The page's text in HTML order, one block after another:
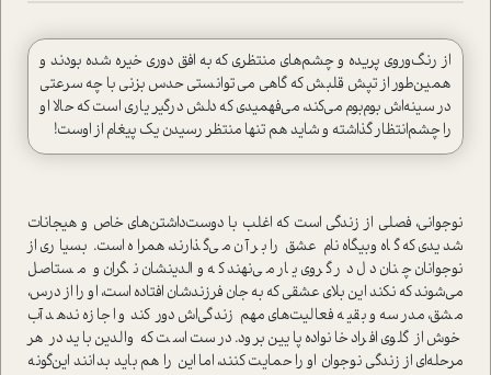
از رنگ‌وروي پريده و چشم‌هاي منتظري كه به افق دوري خيره شده بودند و
همین‌طور از تپش قلبش كه گاهي می‌توانستی حدس بزني با چه سرعتي
در سينه‌اش بوم‌بوم می‌كند، می‌فهميدي كه دلش درگير ياري است كه حالا او
را چشم‌انتظار گذاشته و شايد هم تنها منتظر رسيدن يك پيغام از اوست!
نوجواني، فصلي از زندگي است كه اغلب با دوست‌داشتن‌هاي خاص و هيجانات
شديدي كه گاه‌وبيگاه نام عشق را بر آن می‌گذارند، همراه است. بسياري از
نوجوانان چنان دل در گروي يار می‌نهند كه والدينشان نگران و مستاصل
می‌شوند که نکند اين بلا‌ي عشقي كه به جان فرزندشان افتاده است، او را از درس،
مشق، مدرسه و بقيه فعاليت‌هاي مهم زندگي‌اش دور كند و اجازه ندهد آب
خوش از گلوی افراد خانواده پايين برود. درست است که والدین باید در هر
مرحله‌اي از زندگي نوجوان او را حمايت كنند، اما این را هم باید بدانند اين‌گونه